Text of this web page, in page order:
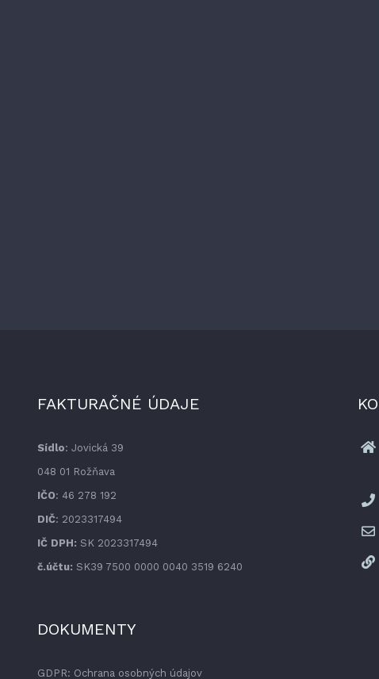
FAKTURAČNÉ ÚDAJE
Sídlo: Jovická 39
048 01 Rožňava
IČO: 46 278 192
DIČ: 2023317494
IČ DPH: SK 2023317494
č.účtu: SK39 7500 0000 0040 3519 6240
DOKUMENTY
GDPR: Ochrana osobných údajov